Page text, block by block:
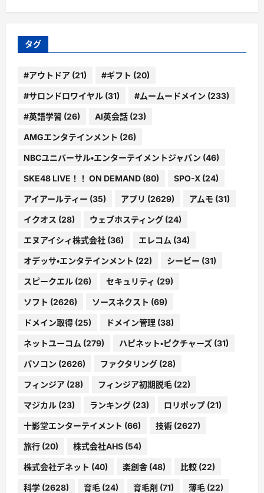
ゴ
ー
タグ
#アウトドア (21) #ギフト (20)
#サロンドロワイヤル (31) #ムームードメイン (233)
#英語学習 (26) AI英会話 (23)
AMGエンタテインメント (26)
NBCユニバーサル・エンターテイメントジャパン (46)
SKE48 LIVE！！ ON DEMAND (80) SPO-X (24)
アイアールティー (35) アプリ (2629) アムモ (31)
イクオス (28) ウェブホスティング (24)
エヌアイシィ株式会社 (36) エレコム (34)
オデッサ・エンタテインメント (22) シービー (31)
スピークエル (26) セキュリティ (29)
ソフト (2626) ソースネクスト (69)
ドメイン取得 (25) ドメイン管理 (38)
ネットユーコム (279) ハピネット・ピクチャーズ (31)
パソコン (2626) ファクタリング (28)
フィンジア (28) フィンジア初期脱毛 (22)
マジカル (23) ランキング (23) ロリポップ (21)
十影堂エンターテイメント (66) 技術 (2627)
旅行 (20) 株式会社AHS (54)
株式会社デネット (40) 楽創舎 (48) 比較 (22)
科学 (2628) 育毛 (24) 育毛剤 (71) 薄毛 (22)